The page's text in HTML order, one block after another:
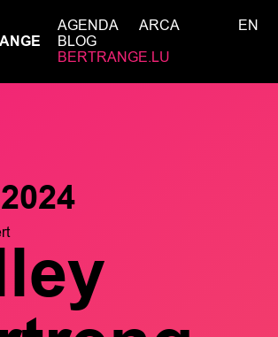
AGENDA
ARCA
BLOG
BERTRANGE.LU
EN